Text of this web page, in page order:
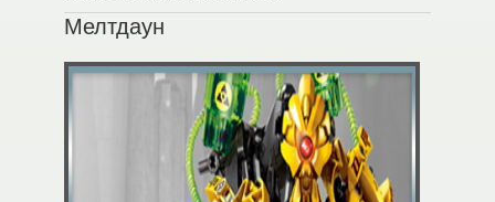
Мелтдаун